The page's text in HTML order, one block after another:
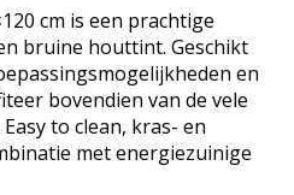
cm is een prachtige
bruine houttint. Geschikt
en
bovendien van de vele
to clean, kras- en
met energiezuinige